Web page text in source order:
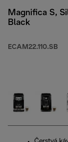
Magnifica S,
Black
ECAM22.110.SB